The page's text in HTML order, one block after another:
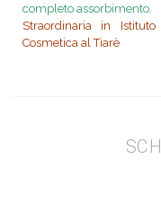
completo assorbimento.
Straordinaria in
Cosmetica al Tiarè